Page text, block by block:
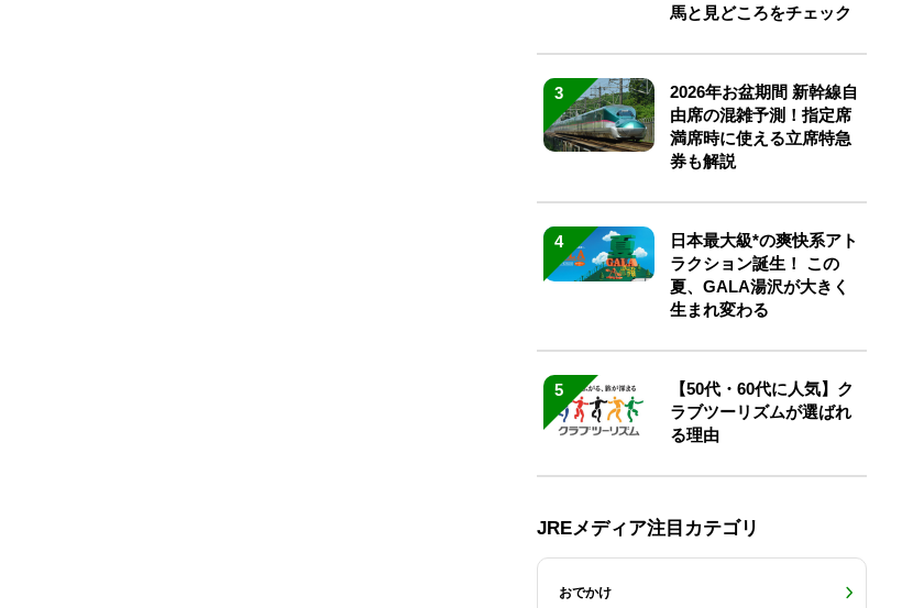
馬と見どころをチェック
3
2026年お盆期間 新幹線自
由席の混雑予測！指定席
満席時に使える立席特急
券も解説
4
日本最大級*の爽快系アト
ラクション誕生！ この
夏、GALA湯沢が大きく
生まれ変わる
5
【50代・60代に人気】ク
ラブツーリズムが選ばれ
る理由
JREメディア注目カテゴリ
おでかけ